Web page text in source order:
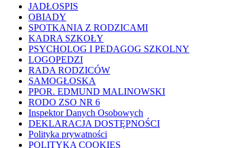
JADŁOSPIS
OBIADY
SPOTKANIA Z RODZICAMI
KADRA SZKOŁY
PSYCHOLOG I PEDAGOG SZKOLNY
LOGOPEDZI
RADA RODZICÓW
SAMOGŁOSKA
PPOR. EDMUND MALINOWSKI
RODO ZSO NR 6
Inspektor Danych Osobowych
DEKLARACJA DOSTĘPNOŚCI
Polityka prywatności
POLITYKA COOKIES